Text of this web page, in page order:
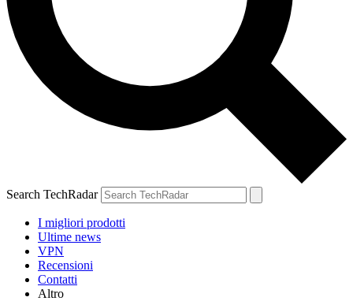
Search TechRadar
I migliori prodotti
Ultime news
VPN
Recensioni
Contatti
Altro